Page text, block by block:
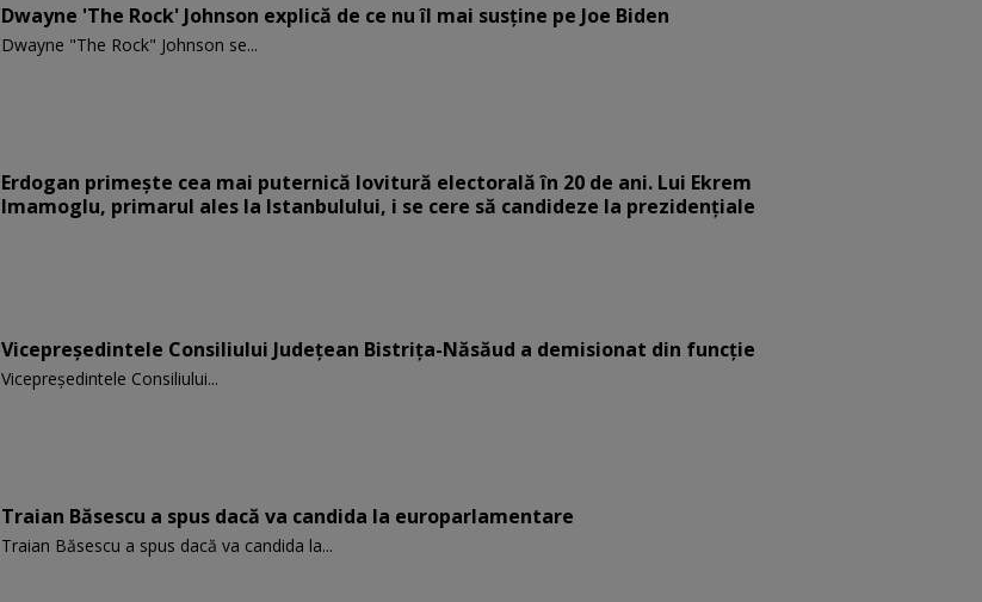
Dwayne 'The Rock' Johnson explică de ce nu îl mai susține pe Joe Biden
Dwayne "The Rock" Johnson se...
Erdogan primește cea mai puternică lovitură electorală în 20 de ani. Lui Ekrem
Imamoglu, primarul ales la Istanbulului, i se cere să candideze la prezidențiale
Vicepreşedintele Consiliului Judeţean Bistriţa-Năsăud a demisionat din funcție
Vicepreşedintele Consiliului...
Traian Băsescu a spus dacă va candida la europarlamentare
Traian Băsescu a spus dacă va candida la...